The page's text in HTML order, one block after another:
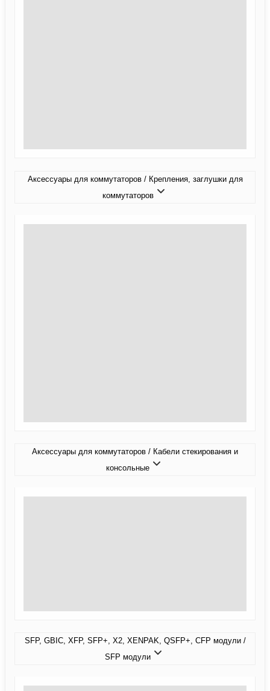
Аксессуары для коммутаторов / Крепления, заглушки для
коммутаторов
Аксессуары для коммутаторов / Кабели стекирования и
консольные
SFP, GBIC, XFP, SFP+, X2, XENPAK, QSFP+, CFP модули /
SFP модули